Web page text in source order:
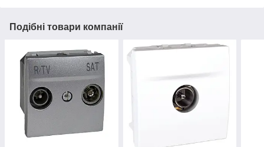
Подібні товари компанії